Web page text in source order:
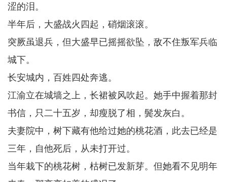
涩的泪。
半年后，大盛战火四起，硝烟滚滚。
突厥虽退兵，但大盛早已摇摇欲坠，敌不住叛军兵临
城下。
长安城内，百姓四处奔逃。
江渝立在城墙之上，长裙被风吹起。她手中握着那封
书信，只二十五岁，却瘦脱了相，鬓发灰白。
夫妻院中，树下藏有他给过她的桃花酒，此去已经是
三年，自他死后，从未打开过。
当年栽下的桃花树，枯树已发新芽。但她看不见明年